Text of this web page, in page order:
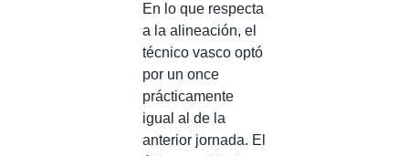
En lo que respecta
a la alineación, el
técnico vasco optó
por un once
prácticamente
igual al de la
anterior jornada. El